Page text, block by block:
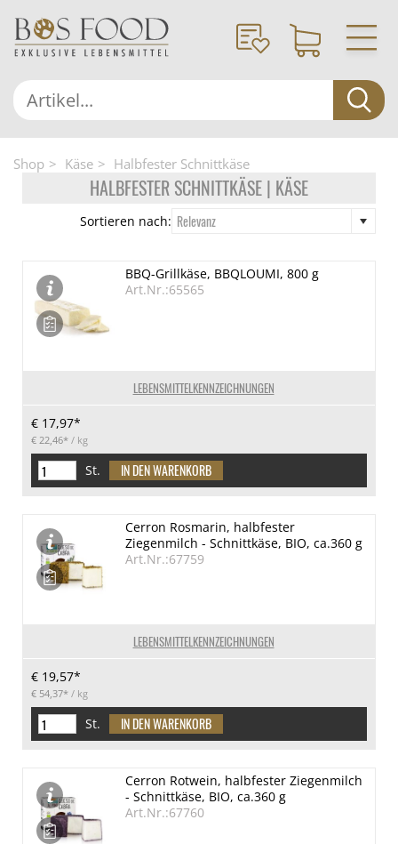
Shop Käse Halbfester Schnittkäse
HALBFESTER SCHNITTKÄSE | KÄSE
Sortieren nach: Relevanz
LEBENSMITTELKENNZEICHNUNGEN
BBQ-Grillkäse, BBQLOUMI, 800 g
Art.Nr.:65565
€ 17,97*
€ 22,46* / kg
St.
LEBENSMITTELKENNZEICHNUNGEN
Cerron Rosmarin, halbfester
Ziegenmilch - Schnittkäse, BIO, ca.360 g
Art.Nr.:67759
€ 19,57*
€ 54,37* / kg
St.
Cerron Rotwein, halbfester Ziegenmilch
- Schnittkäse, BIO, ca.360 g
Art.Nr.:67760